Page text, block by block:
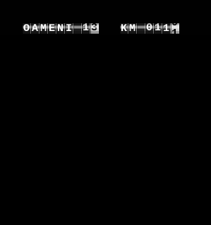
OAMENI
15
KM
012
8
7